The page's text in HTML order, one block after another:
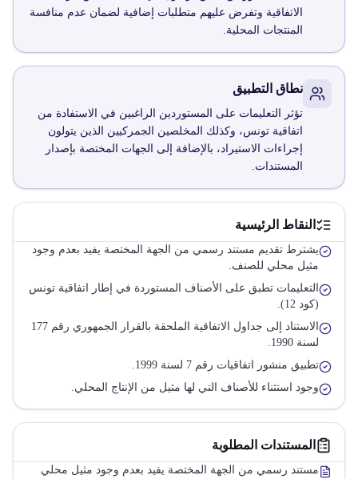
الاتفاقية وتفرض عليهم متطلبات إضافية لضمان عدم منافسة
المنتجات المحلية.
نطاق التطبيق
تؤثر التعليمات على المستوردين الراغبين في الاستفادة من
اتفاقية تونس، وكذلك المخلصين الجمركيين الذين يتولون
إجراءات الاستيراد، بالإضافة إلى الجهات المختصة بإصدار
المستندات.
النقاط الرئيسية
يشترط تقديم مستند رسمي من الجهة المختصة يفيد بعدم وجود
مثيل محلي للصنف.
التعليمات تطبق على الأصناف المستوردة في إطار اتفاقية تونس
(كود 12).
الاستناد إلى جداول الاتفاقية الملحقة بالقرار الجمهوري رقم 177
لسنة 1990.
تطبيق منشور اتفاقيات رقم 7 لسنة 1999.
وجود استثناء للأصناف التي لها مثيل من الإنتاج المحلي.
المستندات المطلوبة
مستند رسمي من الجهة المختصة يفيد بعدم وجود مثيل محلي